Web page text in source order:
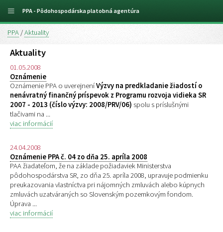
PPA /Aktuality
Aktuality
01.05.2008
Oznámenie
Oznámenie PPA o uverejneníVýzvy na predkladanie žiadostí o
nenávratný finančný príspevok z Programu rozvoja vidieka SR
2007 - 2013 (číslo výzvy: 2008/PRV/06) spolu s príslušnými
tlačivami na ...
viac informácií
24.04.2008
Oznámenie PPA č. 04 zo dňa 25. apríla 2008
PAA žiadateľom, že na základe požiadaviek Ministerstva
pôdohospodárstva SR, zo dňa 25. apríla 2008, upravuje podmienku
preukazovania vlastníctva pri nájomných zmluvách alebo kúpnych
zmluvách uzatváraných so Slovenským pozemkovým fondom.
Úprava ...
viac informácií
PPA - Pôdohospodárska platobná agentúra